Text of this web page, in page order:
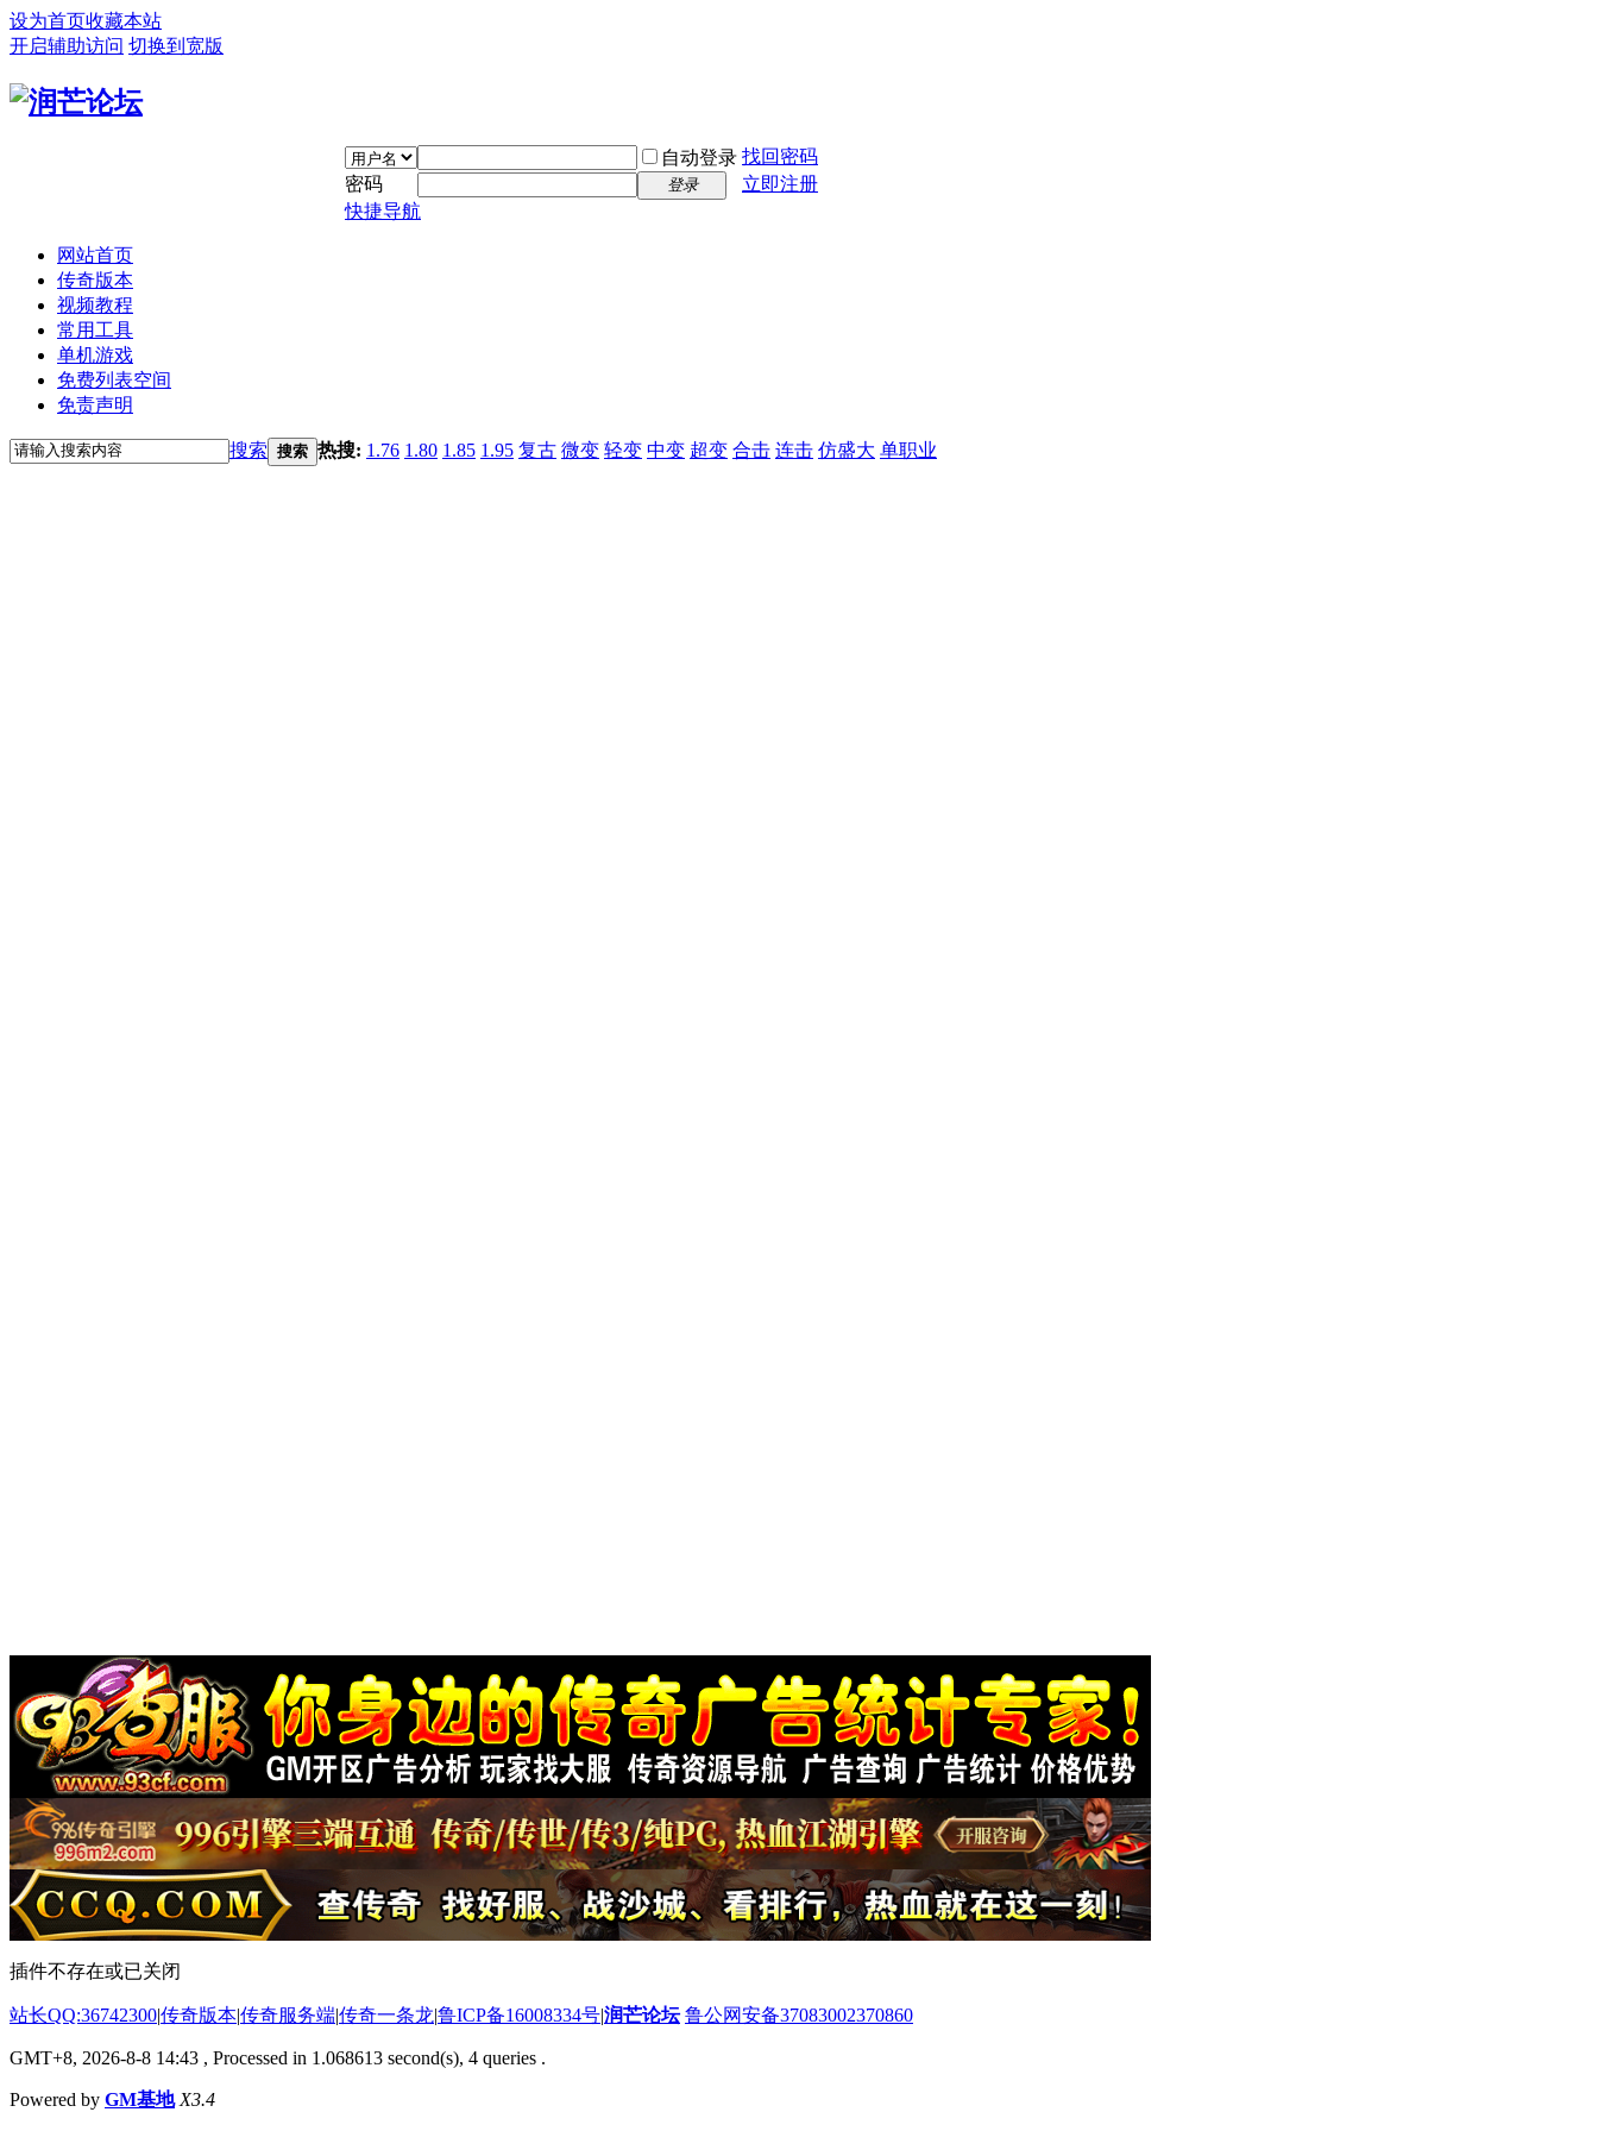
设为首页收藏本站
开启辅助访问 切换到宽版
自动登录 找回密码
密码
登录
立即注册
快捷导航
网站首页
传奇版本
视频教程
常用工具
单机游戏
免费列表空间
免责声明
搜索 搜索 热搜: 1.76 1.80 1.85 1.95 复古 微变 轻变 中变 超变 合击 连击 仿盛大 单职业
插件不存在或已关闭
站长QQ:36742300|传奇版本|传奇服务端|传奇一条龙|鲁ICP备16008334号|润芒论坛 鲁公网安备37083002370860
GMT+8, 2026-8-8 14:43 , Processed in 1.068613 second(s), 4 queries .
Powered by GM基地 X3.4